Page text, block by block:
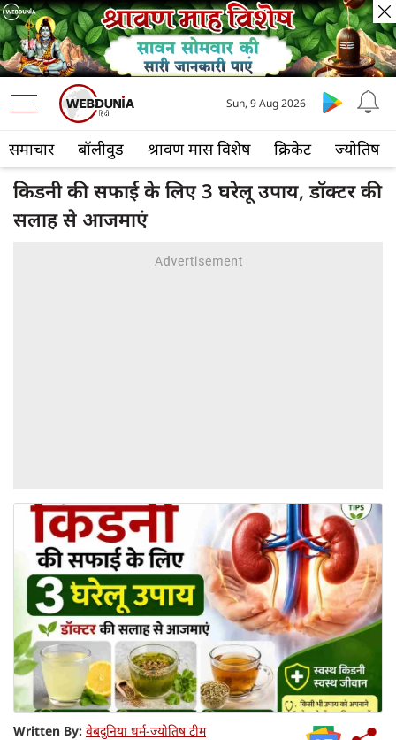
समाचार बॉलीवुड श्रावण मास विशेष क्रिकेट ज्योतिष
Sun, 9 Aug 2026
किडनी की सफाई के लिए 3 घरेलू उपाय, डॉक्टर की
सलाह से आजमाएं
Written By: वेबदुनिया धर्म-ज्योतिष टीम